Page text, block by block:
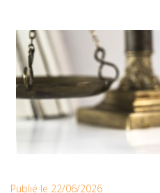
Publié le 22/06/2026